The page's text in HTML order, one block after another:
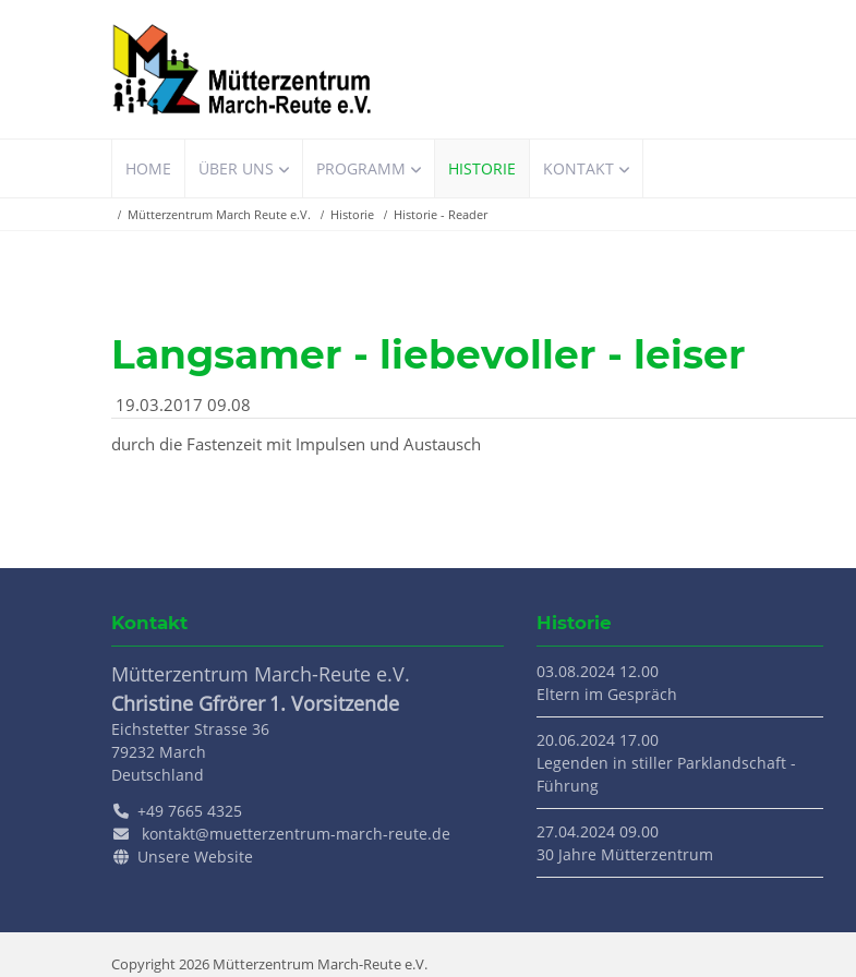
überspringen
HOME ÜBER UNS PROGRAMM HISTORIE KONTAKT
Mütterzentrum March Reute e.V. Historie Historie - Reader
Langsamer - liebevoller - leiser
19.03.2017 09.08
durch die Fastenzeit mit Impulsen und Austausch
Kontakt
Mütterzentrum March-Reute e.V.
Christine Gfrörer 1. Vorsitzende
Eichstetter Strasse 36
79232 March
Deutschland
+49 7665 4325
kontakt@muetterzentrum-march-reute.de
Unsere Website
Historie
03.08.2024 12.00
Eltern im Gespräch
20.06.2024 17.00
Legenden in stiller Parklandschaft -
Führung
27.04.2024 09.00
30 Jahre Mütterzentrum
Copyright 2026 Mütterzentrum March-Reute e.V.